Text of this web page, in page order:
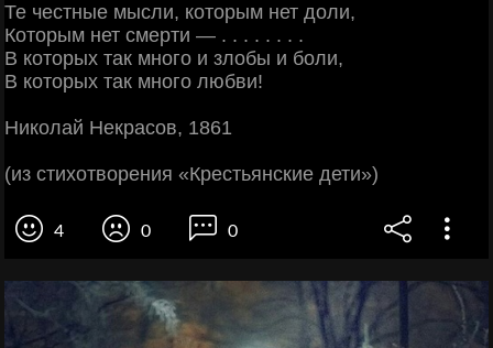
Те честные мысли, которым нет доли,
Которым нет смерти — . . . . . . . .
В которых так много и злобы и боли,
В которых так много любви!
Николай Некрасов, 1861
(из стихотворения «Крестьянские дети»)
4 0 0